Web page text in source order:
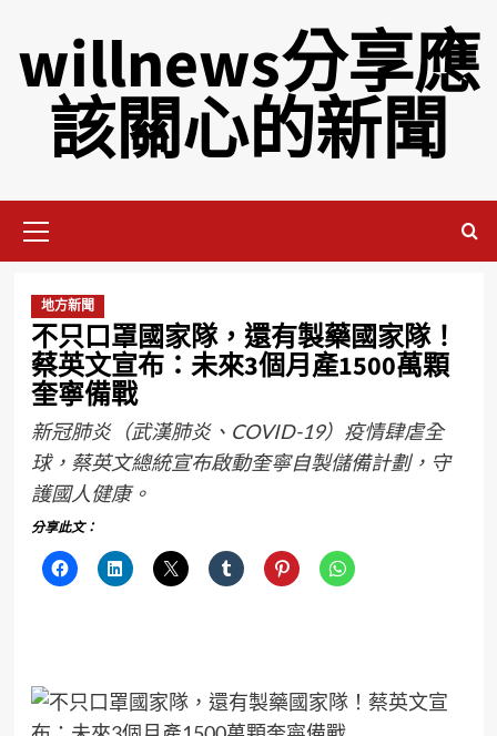
willnews分享應
該關心的新聞
地方新聞
不只口罩國家隊，還有製藥國家隊！
蔡英文宣布：未來3個月產1500萬顆
奎寧備戰
新冠肺炎（武漢肺炎、COVID-19）疫情肆虐全
球，蔡英文總統宣布啟動奎寧自製儲備計劃，守
護國人健康。
分享此文：